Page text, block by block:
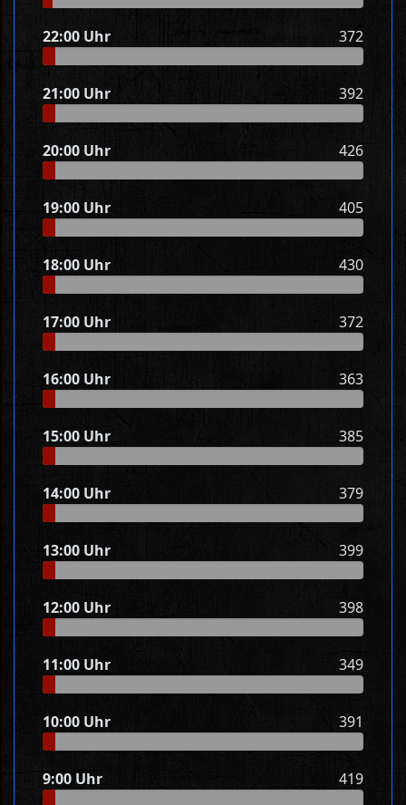
22:00 Uhr 372
21:00 Uhr 392
20:00 Uhr 426
19:00 Uhr 405
18:00 Uhr 430
17:00 Uhr 372
16:00 Uhr 363
15:00 Uhr 385
14:00 Uhr 379
13:00 Uhr 399
12:00 Uhr 398
11:00 Uhr 349
10:00 Uhr 391
9:00 Uhr 419